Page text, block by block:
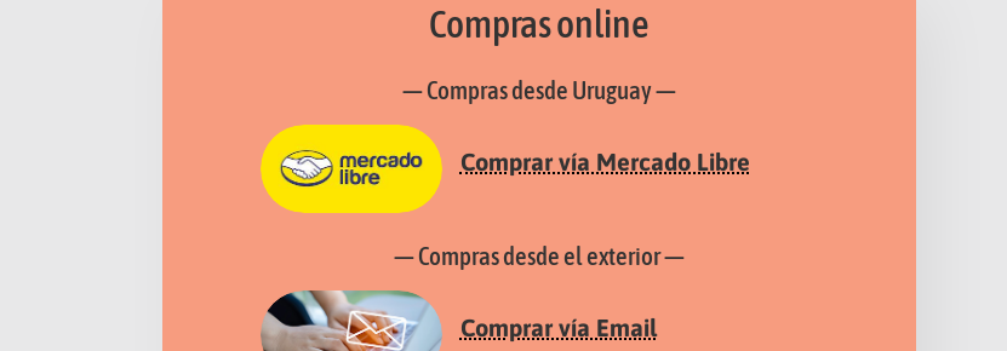
Compras online
— Compras desde Uruguay —
Comprar vía Mercado Libre
— Compras desde el exterior —
Comprar vía Email